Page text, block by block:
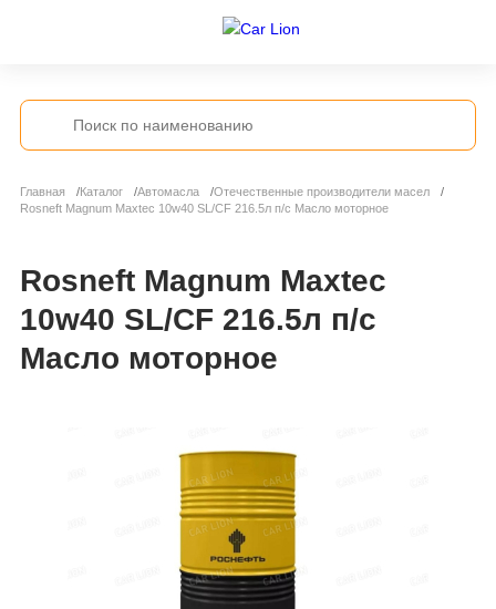
Главная Каталог Автомасла
Отечественные производители масел
Rosneft Magnum Maxtec 10w40 SL/CF 216.5л п/с Масло моторное
Rosneft Magnum Maxtec
10w40 SL/CF 216.5л п/с
Масло моторное